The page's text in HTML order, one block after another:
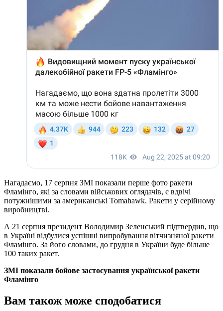
Нагадаємо, 17 серпня ЗМІ показали перше фото ракети
Фламінго, які за словами військових оглядачів, є вдвічі
потужнішими за американські Tomahawk. Ракети у серійному
виробництві.
А 21 серпня президент Володимир Зеленський підтвердив, що
в Україні відбулися успішні випробування вітчизняної ракети
Фламінго. За його словами, до грудня в України буде більше
100 таких ракет.
ЗМІ показали бойове застосування української ракети
Фламінго
Вам також може сподобатися